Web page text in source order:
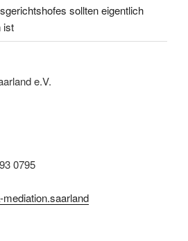
sollten eigentlich
ist
e.V.
0795